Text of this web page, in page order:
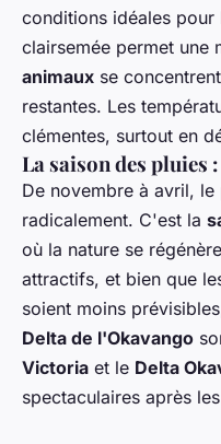
conditions idéales pour
clairsemée permet une
animaux se
restantes. Les
clémentes, surtout en
La saison des pluies
De novembre à avril,
radicalement. C'est la
où la nature se
attractifs, et bien que
soient moins
Delta de l'Okavango
Victoria et le Delta
spectaculaires après